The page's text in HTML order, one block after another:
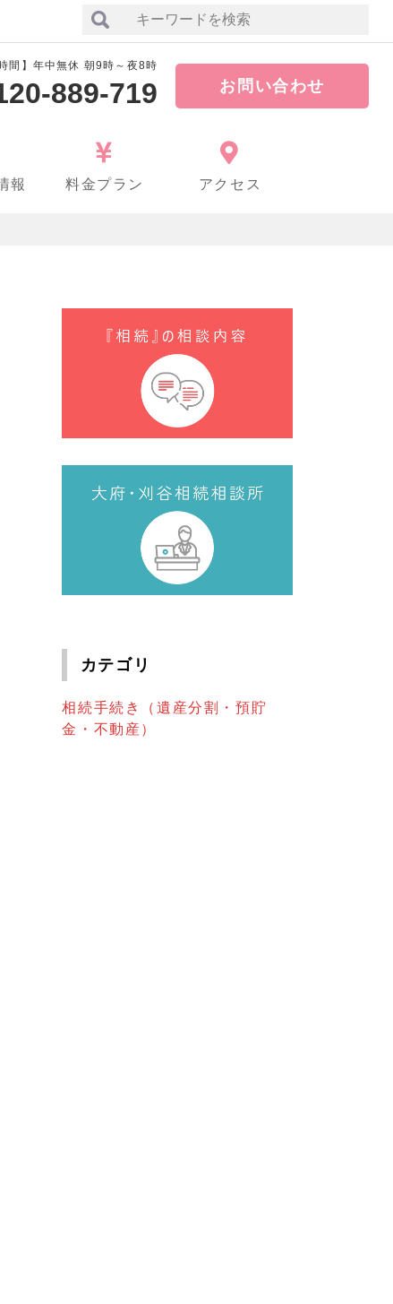
時間】年中無休 朝9時～夜8時
889-719 お問い合わせ
報 料金プラン アクセス
カテゴリ
相続手続き（遺産分割・預貯
金・不動産）